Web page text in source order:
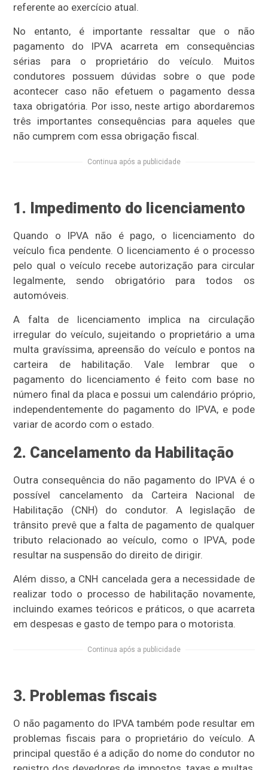
referente ao exercício atual.
No entanto, é importante ressaltar que o não
pagamento do IPVA acarreta em consequências
sérias para o proprietário do veículo. Muitos
condutores possuem dúvidas sobre o que pode
acontecer caso não efetuem o pagamento dessa
taxa obrigatória. Por isso, neste artigo abordaremos
três importantes consequências para aqueles que
não cumprem com essa obrigação fiscal.
Continua após a publicidade
1. Impedimento do licenciamento
Quando o IPVA não é pago, o licenciamento do
veículo fica pendente. O licenciamento é o processo
pelo qual o veículo recebe autorização para circular
legalmente, sendo obrigatório para todos os
automóveis.
A falta de licenciamento implica na circulação
irregular do veículo, sujeitando o proprietário a uma
multa gravíssima, apreensão do veículo e pontos na
carteira de habilitação. Vale lembrar que o
pagamento do licenciamento é feito com base no
número final da placa e possui um calendário próprio,
independentemente do pagamento do IPVA, e pode
variar de acordo com o estado.
2. Cancelamento da Habilitação
Outra consequência do não pagamento do IPVA é o
possível cancelamento da Carteira Nacional de
Habilitação (CNH) do condutor. A legislação de
trânsito prevê que a falta de pagamento de qualquer
tributo relacionado ao veículo, como o IPVA, pode
resultar na suspensão do direito de dirigir.
Além disso, a CNH cancelada gera a necessidade de
realizar todo o processo de habilitação novamente,
incluindo exames teóricos e práticos, o que acarreta
em despesas e gasto de tempo para o motorista.
Continua após a publicidade
3. Problemas fiscais
O não pagamento do IPVA também pode resultar em
problemas fiscais para o proprietário do veículo. A
principal questão é a adição do nome do condutor no